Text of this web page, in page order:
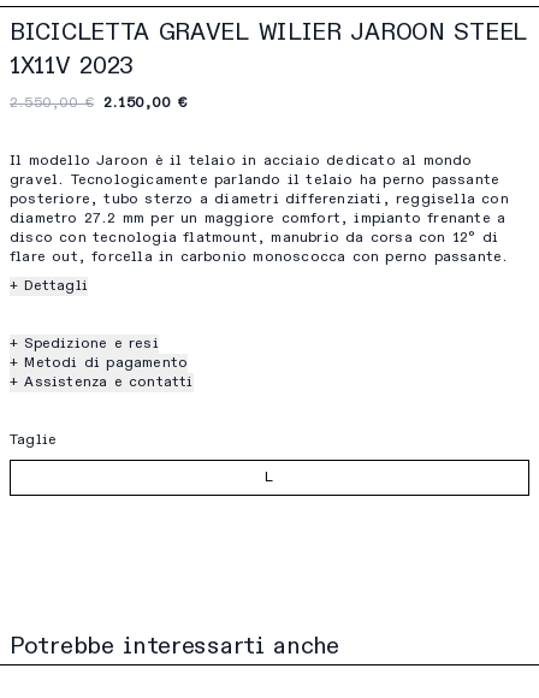
BICICLETTA GRAVEL WILIER JAROON STEEL
1X11V 2023
2.550,00 € 2.150,00 €
Il modello Jaroon è il telaio in acciaio dedicato al mondo
gravel. Tecnologicamente parlando il telaio ha perno passante
posteriore, tubo sterzo a diametri differenziati, reggisella con
diametro 27.2 mm per un maggiore comfort, impianto frenante a
disco con tecnologia flatmount, manubrio da corsa con 12° di
flare out, forcella in carbonio monoscocca con perno passante.
+ Dettagli
+ Spedizione e resi
+ Metodi di pagamento
+ Assistenza e contatti
Taglie
L
Potrebbe interessarti anche